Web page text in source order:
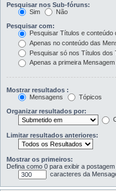
Pesquisar nos Sub-fóruns:
Sim
Não
Pesquisar com:
Pesquisar Títulos e conteúdo
Apenas no conteúdo das
Pesquisar só nos Títulos dos
Apenas a primeira
Mostrar resultados :
Mensagens
Tópicos
Organizar resultados por:
Limitar resultados anteriores:
Mostrar os primeiros:
Defina como 0 para exibir a postagem
caracteres da